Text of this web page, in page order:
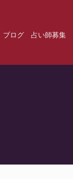
ブログ 占い師募集